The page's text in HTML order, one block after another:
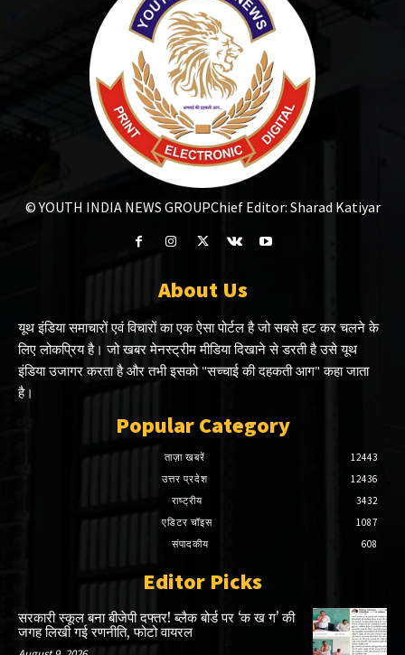
© YOUTH INDIA NEWS GROUPChief Editor: Sharad Katiyar
About Us
यूथ इंडिया समाचारों एवं विचारों का एक ऐसा पोर्टल है जो सबसे हट कर चलने के
लिए लोकप्रिय है। जो खबर मेनस्ट्रीम मीडिया दिखाने से डरती है उसे यूथ
इंडिया उजागर करता है और तभी इसको "सच्चाई की दहकती आग" कहा जाता
है।
Popular Category
ताज़ा खबरें
12443
उत्तर प्रदेश
12436
राष्ट्रीय
3432
एडिटर चॉइस
1087
संपादकीय
608
Editor Picks
सरकारी स्कूल बना बीजेपी दफ्तर! ब्लैक बोर्ड पर ‘क ख ग’ की
जगह लिखी गई रणनीति, फोटो वायरल